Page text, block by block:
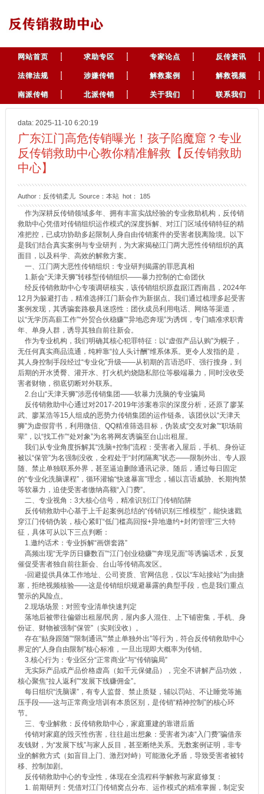
网站首页 求助专区 专家论点 反传资讯
法律法规 涉嫌传销 解救案例 解救视频
南派传销 北派传销 关于我们 联系我们
data: 2025-11-10 6:20:19
广东江门高危传销曝光！孩子陷魔窟？专业
反传销救助中心教你精准解救【反传销救助
中心】
Author：反传销柔儿 Source：本站 hot： 185
作为深耕反传销领域多年、拥有丰富实战经验的专业救助机构，反传销
救助中心凭借对传销组织运作模式的深度拆解、对江门区域传销特征的精
准把控，已成功协助多起限制人身自由传销案件的受害者脱离险境。以下
是我们结合真实案例与专业研判，为大家揭秘江门两大恶性传销组织的真
面目，以及科学、高效的解救方案。
一、江门两大恶性传销组织：专业研判揭露的罪恶真相
1.新会“天津天狮”转移型传销组织——暴力控制的亡命团伙
经反传销救助中心专项调研核实，该传销组织原盘踞江西南昌，2024年
12月为躲避打击，精准选择江门新会作为新据点。我们通过梳理多起受害
案例发现，其诱骗套路极具迷惑性：团伙成员利用电话、网络等渠道，
以“无学历高薪工作”“外贸合伙稳赚”“异地恋奔现”为诱饵，专门瞄准求职青
年、单身人群，诱导其独自前往新会。
作为专业机构，我们明确其核心犯罪特征：以“虚假产品认购”为幌子，
无任何真实商品流通，纯粹靠“拉人头计酬”维系体系。更令人发指的是，
其人身控制手段经过“专业化”升级——从初期的言语恐吓、强行搜身，到
后期的开水烫臀、灌开水、打火机灼烧隐私部位等极端暴力，同时没收受
害者财物，彻底切断对外联系。
2.台山“天津天狮”涉恶传销集团——软暴力洗脑的专业骗局
反传销救助中心通过对2017-2019年涉案卷宗的深度分析，还原了廖某
武、廖某浩等15人组成的恶势力传销集团的运作链条。该团伙以“天津天
狮”为虚假背书，利用微信、QQ精准筛选目标，伪装成“交友对象”“职场前
辈”，以“找工作”“处对象”为名将网友诱骗至台山出租屋。
我们从专业角度拆解其“洗脑+控制”流程：受害者入屋后，手机、身份证
被以“保管”为名强制没收，全程处于“封闭隔离”状态——限制外出、专人跟
随、禁止单独联系外界，甚至逼迫删除通讯记录。随后，通过每日固定
的“专业化洗脑课程”，循环灌输“快速暴富”理念，辅以言语威胁、长期拘禁
等软暴力，迫使受害者缴纳高额“入门费”。
二、专业视角：3大核心信号，精准识别江门传销陷阱
反传销救助中心基于上千起案例总结的“传销识别三维模型”，能快速戳
穿江门传销伪装，核心紧盯“低门槛高回报+异地邀约+封闭管理”三大特
征，具体可从以下三点判断：
1.邀约话术：专业拆解“画饼套路”
高频出现“无学历日赚数百”“江门创业稳赚”“奔现见面”等诱骗话术，反复
催促受害者独自前往新会、台山等传销高发区。
-回避提供具体工作地址、公司资质、官网信息，仅以“车站接站”为由搪
塞，拒绝视频核验——这是传销组织规避暴露的典型手段，也是我们重点
警示的风险点。
2.现场场景：对照专业清单快速判定
落地后被带往偏僻出租屋/民房，屋内多人混住、上下铺密集，手机、身
份证、财物被强制“保管”（实则没收）。
存在“贴身跟随”“限制通讯”“禁止单独外出”等行为，符合反传销救助中心
界定的“人身自由限制”核心标准，一旦出现即大概率为传销。
3.核心行为：专业区分“正常商业”与“传销骗局”
无实际产品或产品价格虚高（如千元保健品），完全不讲解产品功效，
核心聚焦“拉人返利”“发展下线赚佣金”。
每日组织“洗脑课”，有专人监督、禁止质疑，辅以罚站、不让睡觉等施
压手段——这与正常商业培训有本质区别，是传销“精神控制”的核心环
节。
三、专业解救：反传销救助中心，家庭重建的靠谱后盾
传销对家庭的毁灭性伤害，往往超出想象：受害者为凑“入门费”骗借亲
友钱财，为“发展下线”与家人反目，甚至断绝关系。无数案例证明，非专
业的解救方式（如盲目上门、激烈对峙）可能激化矛盾，导致受害者被转
移、控制加剧。
反传销救助中心的专业性，体现在全流程科学解救与家庭修复：
1. 前期研判：凭借对江门传销窝点分布、运作模式的精准掌握，制定安